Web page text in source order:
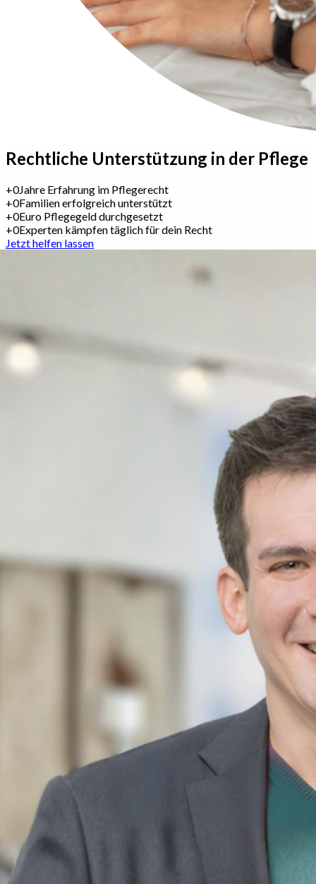
Rechtliche Unterstützung in der Pflege
+0Jahre Erfahrung im Pflegerecht
+0Familien erfolgreich unterstützt
+0Euro Pflegegeld durchgesetzt
+0Experten kämpfen täglich für dein Recht
Jetzt helfen lassen